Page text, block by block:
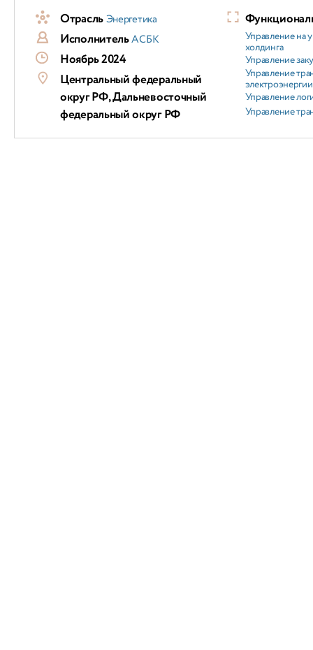
ОтрасльЭнергетика
ИсполнительАСБК
Ноябрь 2024
Центральный федеральный
округ РФ, Дальневосточный
федеральный округ РФ
Управление на
холдинга
Управление
Управление
электроэнергии
Управление
Управление